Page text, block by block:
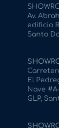
Av.
edificio
Santo
El
Nave
GLP,